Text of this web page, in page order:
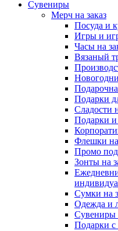
Сувениры
Мерч на заказ
Посуда и
Игры и
Часы на
Вязаный
Подарки
Сладости
Подарки и
Флешки на
Промо
Зонты на
Сумки на
Одежда и
Сувениры
Подарки с